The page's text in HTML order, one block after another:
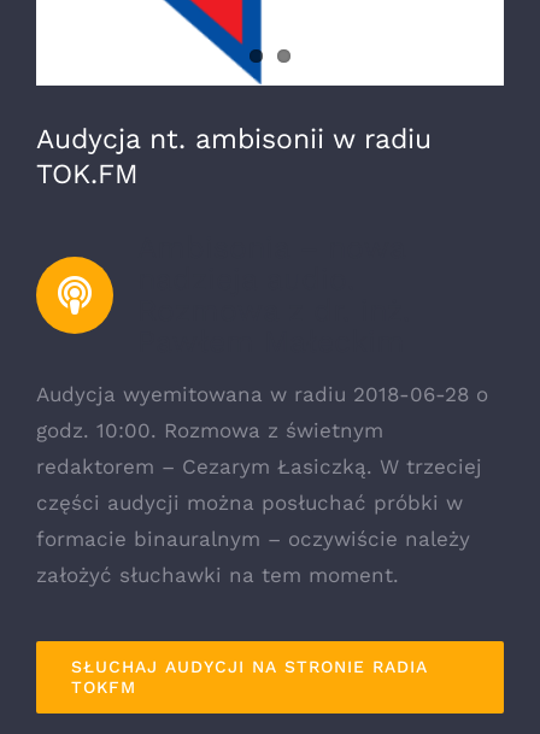
Audycja nt. ambisonii w radiu
TOK.FM
Audycja wyemitowana w radiu 2018-06-28 o
godz. 10:00. Rozmowa z świetnym
redaktorem – Cezarym Łasiczką. W trzeciej
części audycji można posłuchać próbki w
formacie binauralnym – oczywiście należy
założyć słuchawki na tem moment.
SŁUCHAJ AUDYCJI NA STRONIE RADIA
TOKFM